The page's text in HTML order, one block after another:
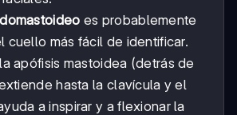
es probablemente
cuello más fácil de identificar.
apófisis mastoidea (detrás de
hasta la clavícula y el
a inspirar y a flexionar la